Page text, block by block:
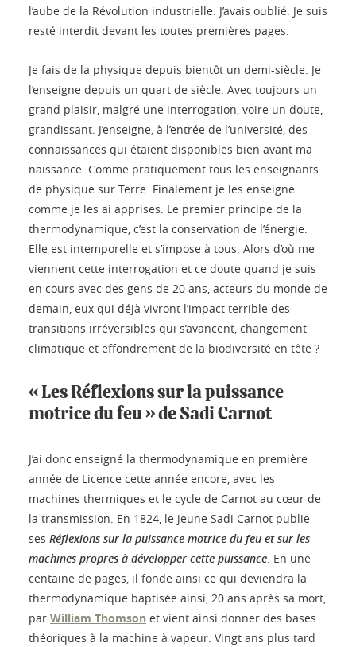
l’aube de la Révolution industrielle. J’avais oublié. Je suis
resté interdit devant les toutes premières pages.
Je fais de la physique depuis bientôt un demi-siècle. Je
l’enseigne depuis un quart de siècle. Avec toujours un
grand plaisir, malgré une interrogation, voire un doute,
grandissant. J’enseigne, à l’entrée de l’université, des
connaissances qui étaient disponibles bien avant ma
naissance. Comme pratiquement tous les enseignants
de physique sur Terre. Finalement je les enseigne
comme je les ai apprises. Le premier principe de la
thermodynamique, c’est la conservation de l’énergie.
Elle est intemporelle et s’impose à tous. Alors d’où me
viennent cette interrogation et ce doute quand je suis
en cours avec des gens de 20 ans, acteurs du monde de
demain, eux qui déjà vivront l’impact terrible des
transitions irréversibles qui s’avancent, changement
climatique et effondrement de la biodiversité en tête ?
« Les Réflexions sur la puissance
motrice du feu » de Sadi Carnot
J’ai donc enseigné la thermodynamique en première
année de Licence cette année encore, avec les
machines thermiques et le cycle de Carnot au cœur de
la transmission. En 1824, le jeune Sadi Carnot publie
ses Réflexions sur la puissance motrice du feu et sur les
machines propres à développer cette puissance. En une
centaine de pages, il fonde ainsi ce qui deviendra la
thermodynamique baptisée ainsi, 20 ans après sa mort,
par William Thomson et vient ainsi donner des bases
théoriques à la machine à vapeur. Vingt ans plus tard